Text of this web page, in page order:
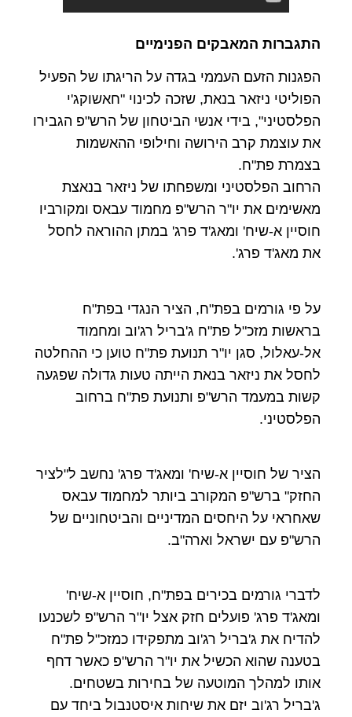
התגברות המאבקים הפנימיים
הפגנות הזעם העממי בגדה על הריגתו של הפעיל
הפוליטי ניזאר בנאת, שזכה לכינוי "חאשוקג'י
הפלסטיני", בידי אנשי הביטחון של הרש"פ הגבירו
את עוצמת קרב הירושה וחילופי ההאשמות
בצמרת פת"ח.
הרחוב הפלסטיני ומשפחתו של ניזאר בנאצת
מאשימים את יו"ר הרש"פ מחמוד עבאס ומקורביו
חוסיין א-שיח' ומאג'ד פרג' במתן ההוראה לחסל
את מאג'ד פרג'.
על פי גורמים בפת"ח, הציר הנגדי בפת"ח
בראשות מזכ"ל פת"ח ג'בריל רג'וב ומחמוד
אל-עאלול, סגן יו"ר תנועת פת"ח טוען כי ההחלטה
לחסל את ניזאר בנאת הייתה טעות גדולה שפגעה
קשות במעמד הרש"פ ותנועת פת"ח ברחוב
הפלסטיני.
הציר של חוסיין א-שיח' ומאג'ד פרג' נחשב ל"לציר
החזק" ברש"פ המקורב ביותר למחמוד עבאס
שאחראי על היחסים המדיניים והביטחוניים של
הרש"פ עם ישראל וארה"ב.
לדברי גורמים בכירים בפת"ח, חוסיין א-שיח'
ומאג'ד פרג' פועלים חזק אצל יו"ר הרש"פ לשכנעו
להדיח את ג'בריל רג'וב מתפקידו כמזכ"ל פת"ח
בטענה שהוא הכשיל את יו"ר הרש"פ כאשר דחף
אותו למהלך המוטעה של בחירות בשטחים.
ג'בריל רג'וב יזם את שיחות איסטנבול ביחד עם